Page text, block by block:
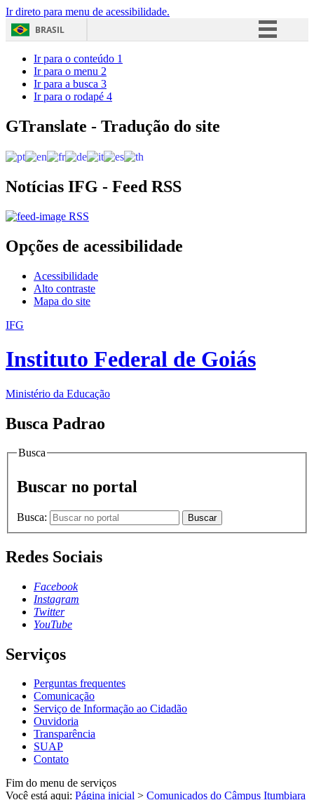
Ir direto para menu de acessibilidade.
BRASIL
Acesso à informação
Ir para o conteúdo 1
Ir para o menu 2
Ir para a busca 3
Ir para o rodapé 4
GTranslate - Tradução do site
Notícias IFG - Feed RSS
RSS
Opções de acessibilidade
Acessibilidade
Alto contraste
Mapa do site
IFG
Instituto Federal de Goiás
Ministério da Educação
Busca Padrao
Busca
Buscar no portal
Busca: Buscar
Redes Sociais
Facebook
Instagram
Twitter
YouTube
Serviços
Perguntas frequentes
Comunicação
Serviço de Informação ao Cidadão
Ouvidoria
Transparência
SUAP
Contato
Fim do menu de serviços
Você está aqui: Página inicial > Comunicados do Câmpus Itumbiara